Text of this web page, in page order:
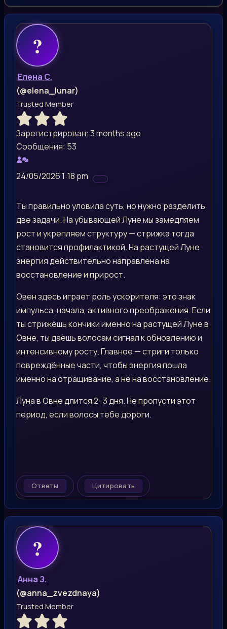
Елена С.
(@elena_lunar)
Trusted Member
Зарегистрирован: 3 months ago
Сообщения: 53
24/05/2026 1:18 pm
Ты правильно уловила суть, но нужно разделить
две задачи. На убывающей Луне мы замедляем
рост и укрепляем структуру — стрижка тогда
становится профилактикой. На растущей Луне
энергия действительно направлена на
восстановление и прирост.
Овен здесь играет роль ускорителя: это знак
импульса, начала, активного преображения. Если
ты стрижёшь кончики именно на растущей Луне в
Овне, ты даёшь волосам сигнал к обновлению и
интенсивному росту. Главное — стриги только
повреждённые части, чтобы энергия пошла
именно на отращивание, а не на восстановление.
Луна в Овне длится 2–3 дня. Не пропусти этот
период, если волосы тебе дороги.
Ответы Цитировать
Анна З.
(@anna_zvezdnaya)
Trusted Member